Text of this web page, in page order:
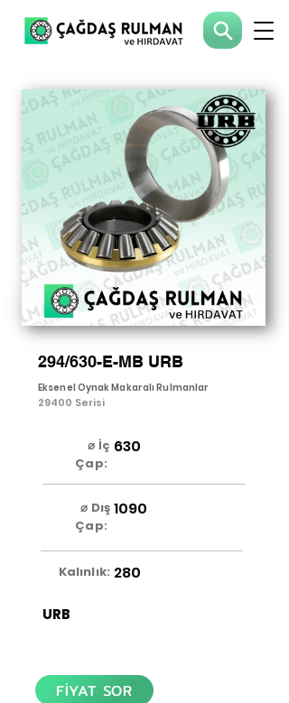
294/630-E-MB URB
Eksenel Oynak Makaralı Rulmanlar
29400 Serisi
⌀ İç
Çap:
630
⌀ Dış
Çap:
1090
Kalınlık: 280
URB
FİYAT SOR